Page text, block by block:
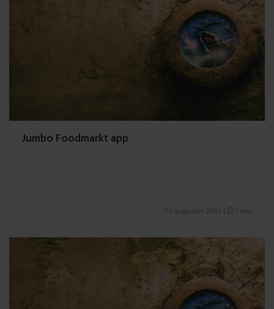
Jumbo Foodmarkt app
22 augustus 2013 1 min